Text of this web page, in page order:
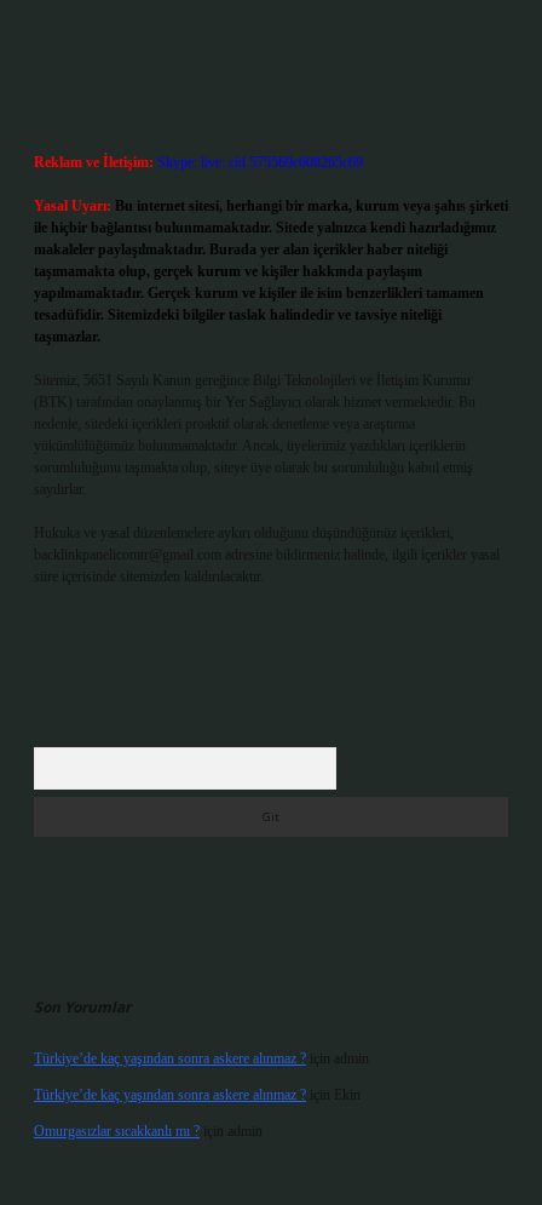
Reklam ve İletişim: Skype: live:.cid.575569c608265c69
Yasal Uyarı: Bu internet sitesi, herhangi bir marka, kurum veya şahıs şirketi
ile hiçbir bağlantısı bulunmamaktadır. Sitede yalnızca kendi hazırladığımız
makaleler paylaşılmaktadır. Burada yer alan içerikler haber niteliği
taşımamakta olup, gerçek kurum ve kişiler hakkında paylaşım
yapılmamaktadır. Gerçek kurum ve kişiler ile isim benzerlikleri tamamen
tesadüfidir. Sitemizdeki bilgiler taslak halindedir ve tavsiye niteliği
taşımazlar.
Sitemiz, 5651 Sayılı Kanun gereğince Bilgi Teknolojileri ve İletişim Kurumu
(BTK) tarafından onaylanmış bir Yer Sağlayıcı olarak hizmet vermektedir. Bu
nedenle, sitedeki içerikleri proaktif olarak denetleme veya araştırma
yükümlülüğümüz bulunmamaktadır. Ancak, üyelerimiz yazdıkları içeriklerin
sorumluluğunu taşımakta olup, siteye üye olarak bu sorumluluğu kabul etmiş
sayılırlar.
Hukuka ve yasal düzenlemelere aykırı olduğunu düşündüğünüz içerikleri,
backlinkpanelicomtr@gmail.com
adresine bildirmeniz halinde, ilgili içerikler yasal
süre içerisinde sitemizden kaldırılacaktır.
Son Yorumlar
Türkiye’de kaç yaşından sonra askere alınmaz ? için admin
Türkiye’de kaç yaşından sonra askere alınmaz ? için Ekin
Omurgasızlar sıcakkanlı mı ? için admin